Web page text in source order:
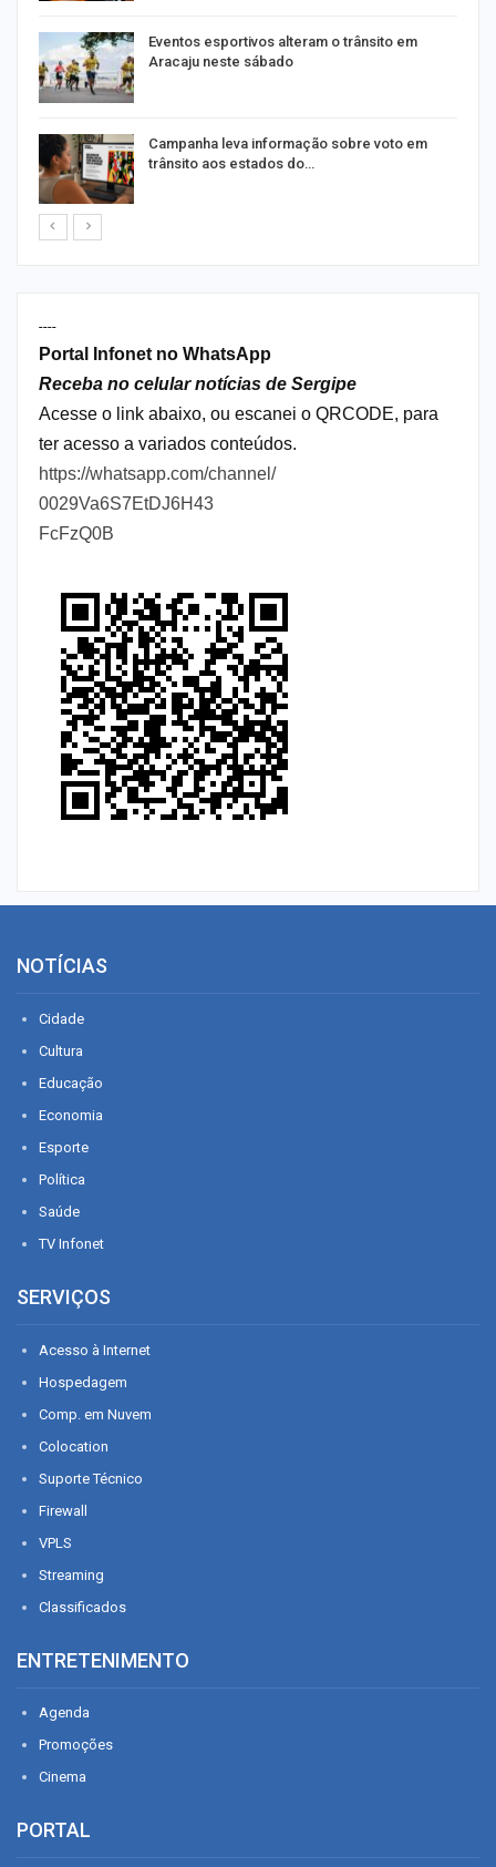
Eventos esportivos alteram o trânsito em
Aracaju neste sábado
Campanha leva informação sobre voto em
trânsito aos estados do…
----
Portal Infonet no WhatsApp
Receba no celular notícias de Sergipe
Acesse o link abaixo, ou escanei o QRCODE, para
ter acesso a variados conteúdos.
https://whatsapp.com/channel/
0029Va6S7EtDJ6H43
FcFzQ0B
NOTÍCIAS
Cidade
Cultura
Educação
Economia
Esporte
Política
Saúde
TV Infonet
SERVIÇOS
Acesso à Internet
Hospedagem
Comp. em Nuvem
Colocation
Suporte Técnico
Firewall
VPLS
Streaming
Classificados
ENTRETENIMENTO
Agenda
Promoções
Cinema
PORTAL